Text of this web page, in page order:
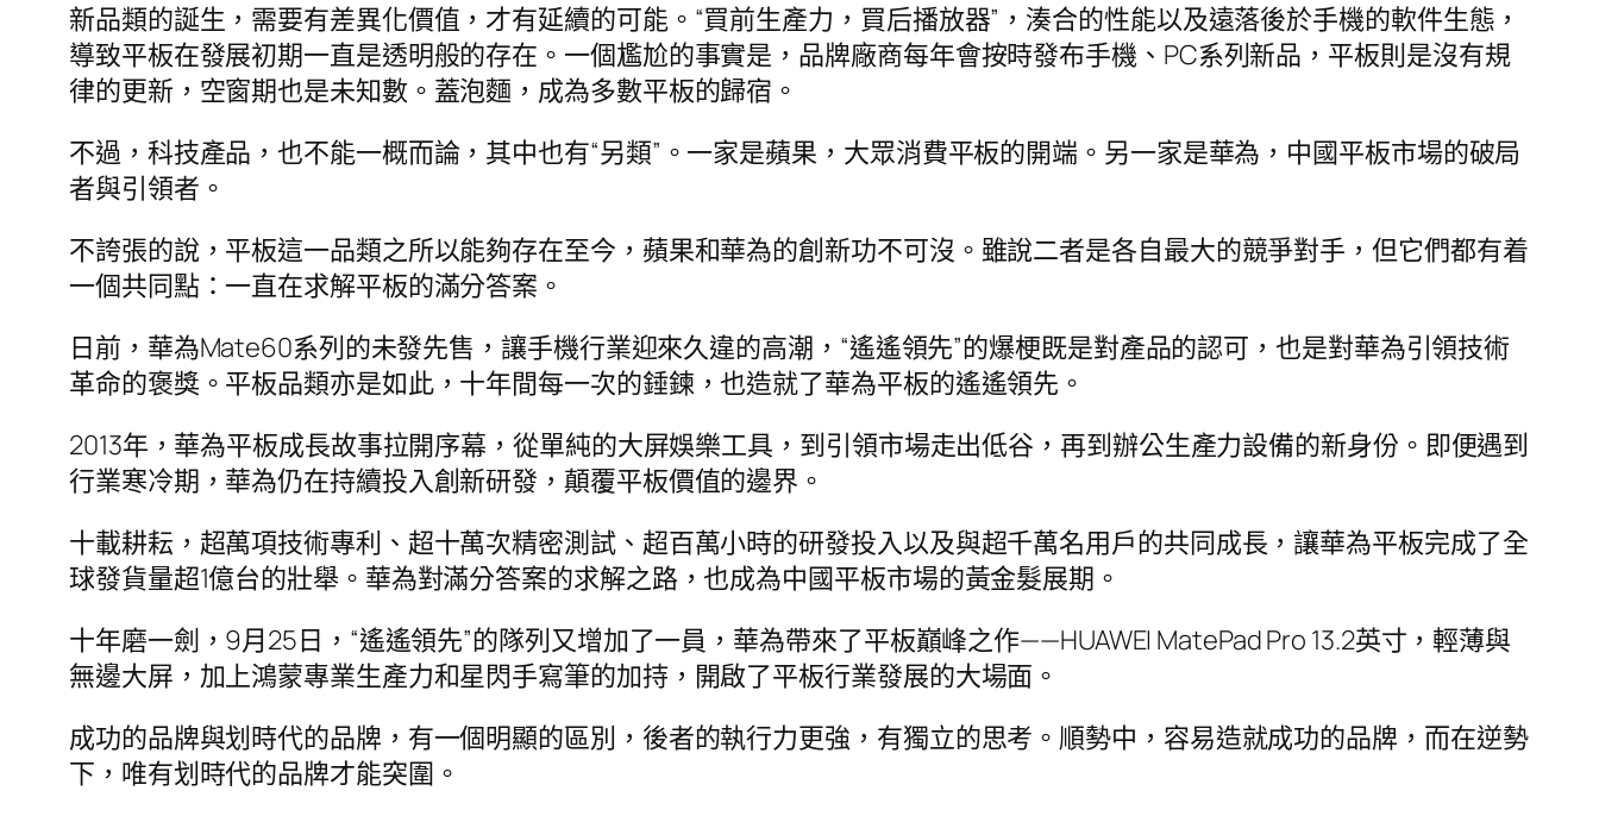
新品類的誕生，需要有差異化價值，才有延續的可能。“買前生產力，買后播放器”，湊合的性能以及遠落後於手機的軟件生態，
導致平板在發展初期一直是透明般的存在。一個尷尬的事實是，品牌廠商每年會按時發布手機、PC系列新品，平板則是沒有規
律的更新，空窗期也是未知數。蓋泡麵，成為多數平板的歸宿。
不過，科技產品，也不能一概而論，其中也有“另類”。一家是蘋果，大眾消費平板的開端。另一家是華為，中國平板市場的破局
者與引領者。
不誇張的說，平板這一品類之所以能夠存在至今，蘋果和華為的創新功不可沒。雖說二者是各自最大的競爭對手，但它們都有着
一個共同點：一直在求解平板的滿分答案。
日前，華為Mate60系列的未發先售，讓手機行業迎來久違的高潮，“遙遙領先”的爆梗既是對產品的認可，也是對華為引領技術
革命的褒獎。平板品類亦是如此，十年間每一次的錘鍊，也造就了華為平板的遙遙領先。
2013年，華為平板成長故事拉開序幕，從單純的大屏娛樂工具，到引領市場走出低谷，再到辦公生產力設備的新身份。即便遇到
行業寒冷期，華為仍在持續投入創新研發，顛覆平板價值的邊界。
十載耕耘，超萬項技術專利、超十萬次精密測試、超百萬小時的研發投入以及與超千萬名用戶的共同成長，讓華為平板完成了全
球發貨量超1億台的壯舉。華為對滿分答案的求解之路，也成為中國平板市場的黃金髮展期。
十年磨一劍，9月25日，“遙遙領先”的隊列又增加了一員，華為帶來了平板巔峰之作——HUAWEI MatePad Pro 13.2英寸，輕薄與
無邊大屏，加上鴻蒙專業生產力和星閃手寫筆的加持，開啟了平板行業發展的大場面。
成功的品牌與划時代的品牌，有一個明顯的區別，後者的執行力更強，有獨立的思考。順勢中，容易造就成功的品牌，而在逆勢
下，唯有划時代的品牌才能突圍。